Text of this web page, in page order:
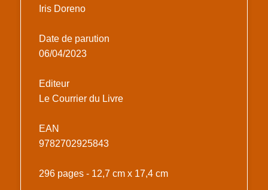
Iris Doreno
Date de parution
06/04/2023
Editeur
Le Courrier du Livre
EAN
9782702925843
296 pages - 12,7 cm x 17,4 cm